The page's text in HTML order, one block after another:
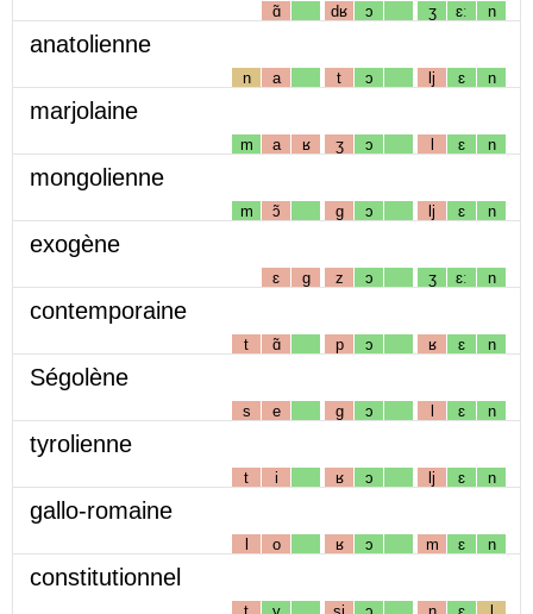
ɑ̃ dʁ ɔ ʒ ɛː n
anatolienne
n a t ɔ lj ɛ n
marjolaine
m a ʁ ʒ ɔ l ɛ n
mongolienne
m ɔ̃ g ɔ lj ɛ n
exogène
ɛ g z ɔ ʒ ɛː n
contemporaine
t ɑ̃ p ɔ ʁ ɛ n
Ségolène
s e g ɔ l ɛ n
tyrolienne
t i ʁ ɔ lj ɛ n
gallo-romaine
l o ʁ ɔ m ɛ n
constitutionnel